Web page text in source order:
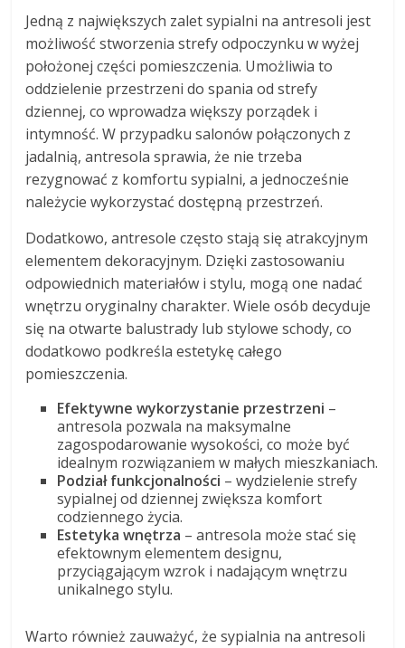
Jedną z największych zalet sypialni na antresoli jest
możliwość stworzenia strefy odpoczynku w wyżej
położonej części pomieszczenia. Umożliwia to
oddzielenie przestrzeni do spania od strefy
dziennej, co wprowadza większy porządek i
intymność. W przypadku salonów połączonych z
jadalnią, antresola sprawia, że nie trzeba
rezygnować z komfortu sypialni, a jednocześnie
należycie wykorzystać dostępną przestrzeń.
Dodatkowo, antresole często stają się atrakcyjnym
elementem dekoracyjnym. Dzięki zastosowaniu
odpowiednich materiałów i stylu, mogą one nadać
wnętrzu oryginalny charakter. Wiele osób decyduje
się na otwarte balustrady lub stylowe schody, co
dodatkowo podkreśla estetykę całego
pomieszczenia.
Efektywne wykorzystanie przestrzeni –
antresola pozwala na maksymalne
zagospodarowanie wysokości, co może być
idealnym rozwiązaniem w małych mieszkaniach.
Podział funkcjonalności – wydzielenie strefy
sypialnej od dziennej zwiększa komfort
codziennego życia.
Estetyka wnętrza – antresola może stać się
efektownym elementem designu,
przyciągającym wzrok i nadającym wnętrzu
unikalnego stylu.
Warto również zauważyć, że sypialnia na antresoli